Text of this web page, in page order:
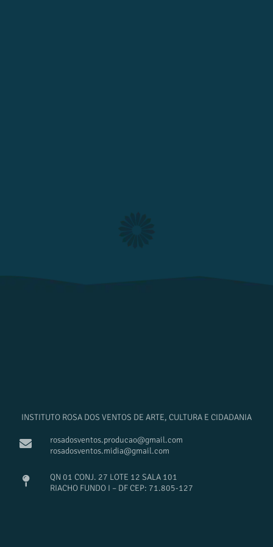
INSTITUTO ROSA DOS VENTOS DE ARTE, CULTURA E CIDADANIA
rosadosventos.producao@gmail.com
rosadosventos.midia@gmail.com
QN 01 CONJ. 27 LOTE 12 SALA 101
RIACHO FUNDO I – DF CEP: 71.805-127